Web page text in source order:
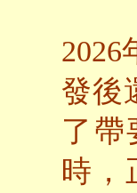
2026
發後
了帶
時，